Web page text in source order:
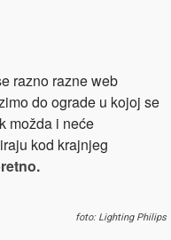
razno razne web
do ograde u kojoj se
možda i neće
kod krajnjeg
foto: Lighting Philips